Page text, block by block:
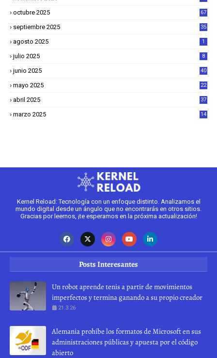
octubre 2025 67
septiembre 2025 35
agosto 2025 1
julio 2025 8
junio 2025 40
mayo 2025
22
abril 2025
37
marzo 2025
14
Kernel Reload: Tecnología con un enfoque distinto. Analizamos el
mundo digital desde un ángulo que no encontrarás en otros sitios.
Gracias por leernos, ¡te esperamos en la próxima actualización!
Posts Interesantes
Un robot aprende tenis a partir de movimientos
imperfectos y termina ganando a su propio creador
21.3.26
Alemania prohíbe los formatos de Microsoft en sus
administraciones públicas y apuesta por el código
abierto